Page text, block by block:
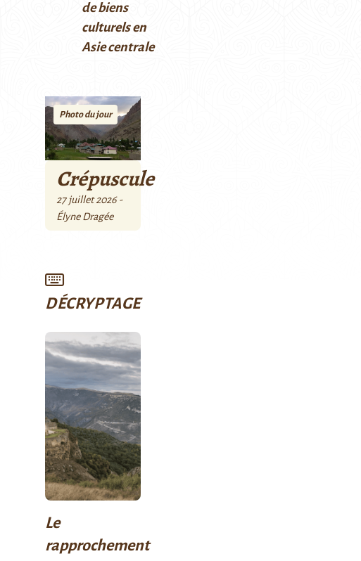
de biens
culturels en
Asie centrale
Photo du jour
Crépuscule
27 juillet 2026 -
Élyne Dragée
DÉCRYPTAGE
Le
rapprochement